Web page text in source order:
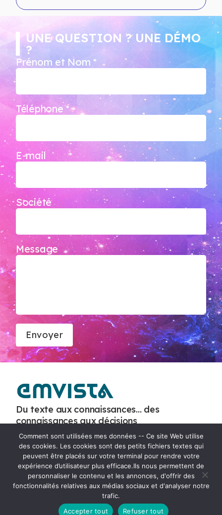
UNE QUESTION ? UNE DÉMO
?
Prénom et Nom *
Téléphone *
E-mail
Société
Message
u
i
l
e
z
a
s
e
Du texte aux connaissances… des
connaissances aux décisions
+33 4 65 84 17 10
Immeuble Le 610 – Bâtiment D
10, rue Louis Breguet
34830 Jacou – France
Emvista recrute
Comment sont utilisées mes données -- Ce site Web utilise
des cookies. Les cookies sont des petits fichiers textes qui
peuvent être placés sur votre terminal pour rendre votre
expérience d’utilisateur plus efficace.Ils nous permettent de
personnaliser le contenu et les annonces, d'offrir des
fonctionnalités relatives aux médias sociaux et d'analyser notre
trafic.
Accepter tout
Refuser tout